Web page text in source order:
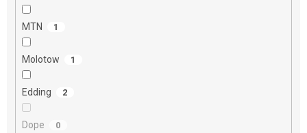
MTN 1
Molotow 1
Edding 2
Dope 0